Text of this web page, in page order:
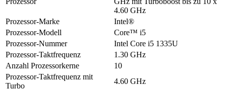
4.60 GHz
Prozessor-Marke
Intel®
Prozessor-Modell
Core™ i5
Prozessor-Nummer
Intel Core i5 1335U
Prozessor-Taktfrequenz
1.30 GHz
Anzahl Prozessorkerne
10
Prozessor-Taktfrequenz mit
Turbo
4.60 GHz